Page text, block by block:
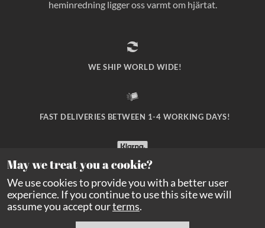
heminredning ligger oss varmt om hjärtat.
WE SHIP WORLD WIDE!
FAST DELIVERIES BETWEEN 1-4 WORKING DAYS!
SAFE PAYMENT WITH KLARNA CHECKOUT!
May we treat you a cookie?
We use cookies to provide you with a better user
experience. If you continue to use this site we will
assume you accept ourterms.